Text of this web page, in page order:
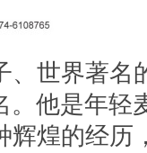
世界著名
。他是年轻
辉煌的经